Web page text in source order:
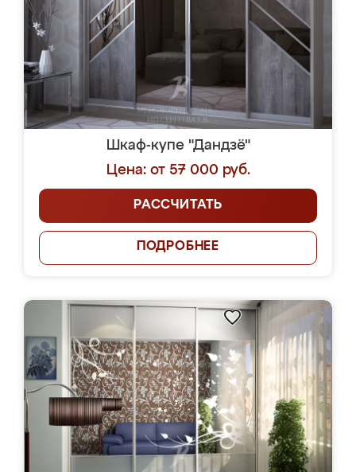
Шкаф-купе "Дандзё"
Цена: от 57 000 руб.
РАССЧИТАТЬ
ПОДРОБНЕЕ